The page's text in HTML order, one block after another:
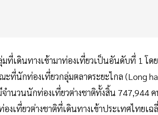
เดินทางเข้ามาท่องเที่ยวเป็นอันดับที่ 1 โด
นักท่องเที่ยวกลุ่มตลาดระยะไกล (Long
ำนวนนักท่องเที่ยวต่างชาติทั้งสิ้น 747,944
เที่ยวต่างชาติที่เดินทางเข้าประเทศไทยเฉ